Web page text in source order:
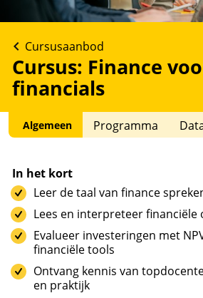
Cursus: Finance
financials
Cursusaanbod
Algemeen Programma
In het kort
Leer de taal van finance
Lees en interpreteer financiële
Evalueer investeringen met
financiële tools
Ontvang kennis van
en praktijk